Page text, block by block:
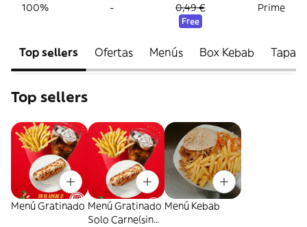
100% - 0,49 €
Free
Prime
Top sellers Ofertas Menús Box Kebab Tapas
Top sellers
Menú Gratinado Menú Gratinado
Solo Carne(sin
Menú Kebab